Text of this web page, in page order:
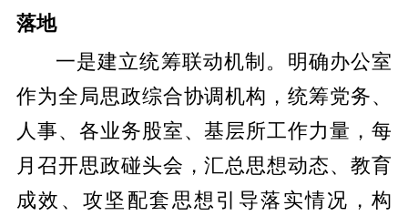
落地
一是建立统筹联动机制。明确办公室
作为全局思政综合协调机构，统筹党务、
人事、各业务股室、基层所工作力量，每
月召开思政碰头会，汇总思想动态、教育
成效、攻坚配套思想引导落实情况，构